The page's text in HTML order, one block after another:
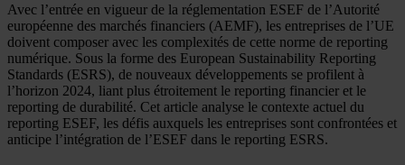
Avec l’entrée en vigueur de la réglementation ESEF de l’Autorité
européenne des marchés financiers (AEMF), les entreprises de l’UE
doivent composer avec les complexités de cette norme de reporting
numérique. Sous la forme des European Sustainability Reporting
Standards (ESRS), de nouveaux développements se profilent à
l’horizon 2024, liant plus étroitement le reporting financier et le
reporting de durabilité. Cet article analyse le contexte actuel du
reporting ESEF, les défis auxquels les entreprises sont confrontées et
anticipe l’intégration de l’ESEF dans le reporting ESRS.